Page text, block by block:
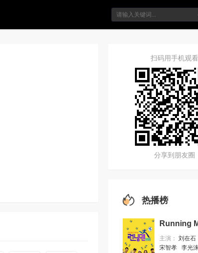
扫码用手机观看
分享到朋友圈
热播榜
Running
主演： 刘在石
宋智孝
李光